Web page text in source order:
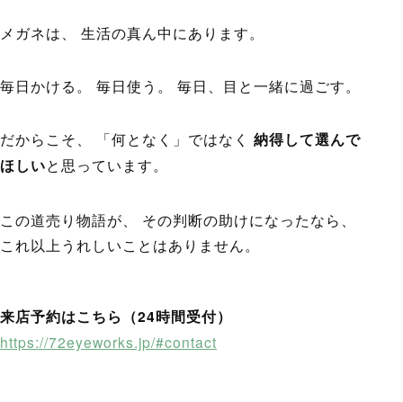
メガネは、 生活の真ん中にあります。
毎日かける。 毎日使う。 毎日、目と一緒に過ごす。
だからこそ、 「何となく」ではなく 納得して選んで
ほしいと思っています。
この道売り物語が、 その判断の助けになったなら、
これ以上うれしいことはありません。
来店予約はこちら（24時間受付）
https://72eyeworks.jp/#contact